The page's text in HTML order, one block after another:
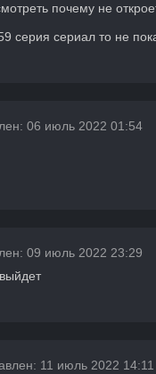
почему не
серия сериал то не
06 июль 2022 01:54
09 июль 2022 23:29
11 июль 2022 14:11